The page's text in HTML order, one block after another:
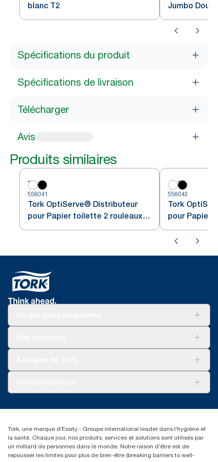
blanc T2
Jumbo Doux
Spécifications du produit
Spécifications de livraison
Télécharger
Avis
Produits similaires
558041
Tork OptiServe® Distributeur
pour Papier toilette 2 rouleaux
558042
Tork
pour Papier
Réclamation pour distributeurs
02 766 05 30
Essity Belgium NV
Berkenlaan 8B
1831 MACHELEN
Tork, une marque d'Essity - Groupe international leader dans l'hygiène et
la santé. Chaque jour, nos produits, services et solutions sont utilisés par
un milliard de personnes dans le monde. Notre raison d’être est de
repousser les limites pour plus de bien-être (breaking barriers to well-